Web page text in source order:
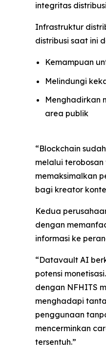
integritas
Infrastruktur
distribusi saat ini
Kemampuan
Melindungi
Menghadirkan
area publik
“Blockchain
melalui terobosan
memaksimalkan
bagi kreator
Kedua
dengan
informasi ke
“Datavault AI
potensi
dengan NFHITS
menghadapi
penggunaan
mencerminkan
tersentuh.”